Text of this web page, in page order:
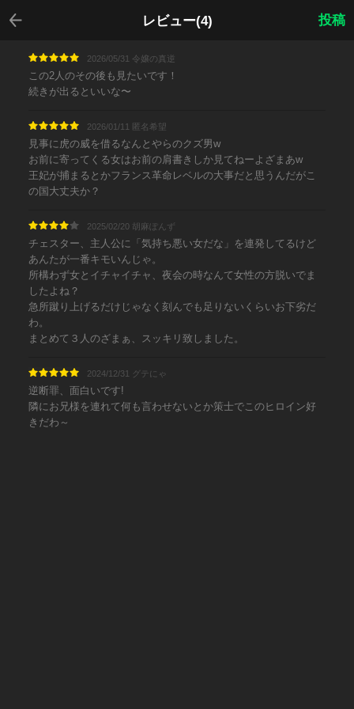
レビュー(4)
戻る
投稿
2026/05/31 令嬢の真逆
この2人のその後も見たいです！
続きが出るといいな〜
2026/01/11 匿名希望
見事に虎の威を借るなんとやらのクズ男w
お前に寄ってくる女はお前の肩書きしか見てねーよざまあw
王妃が捕まるとかフランス革命レベルの大事だと思うんだがこ
の国大丈夫か？
2025/02/20 胡麻ぽんず
チェスター、主人公に「気持ち悪い女だな」を連発してるけど
あんたが一番キモいんじゃ。
所構わず女とイチャイチャ、夜会の時なんて女性の方脱いでま
したよね？
急所蹴り上げるだけじゃなく刻んでも足りないくらいお下劣だ
わ。
まとめて３人のざまぁ、スッキリ致しました。
2024/12/31 グテにゃ
逆断罪、面白いです!
隣にお兄様を連れて何も言わせないとか策士でこのヒロイン好
きだわ～